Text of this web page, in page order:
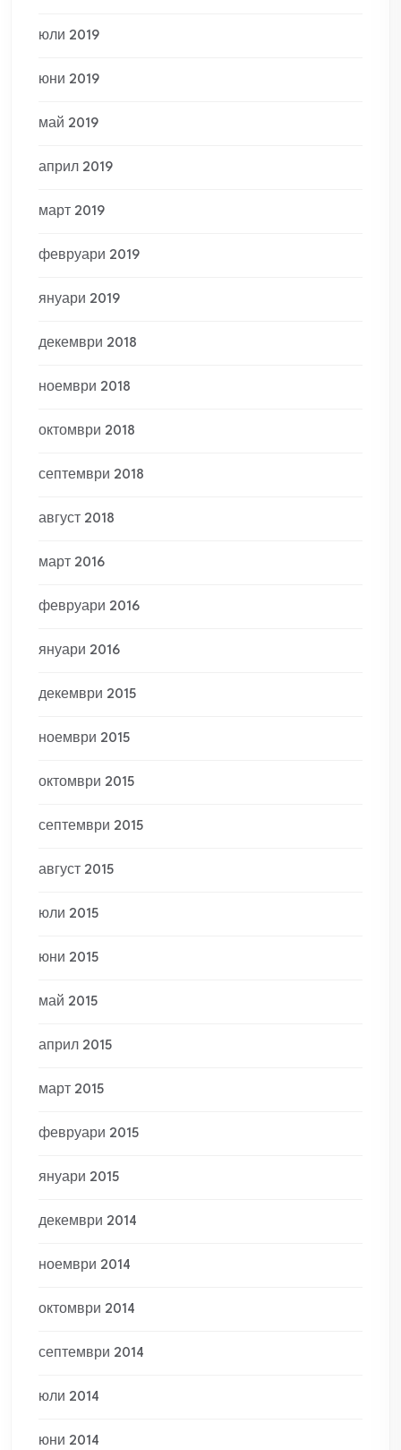
юли 2019
юни 2019
май 2019
април 2019
март 2019
февруари 2019
януари 2019
декември 2018
ноември 2018
октомври 2018
септември 2018
август 2018
март 2016
февруари 2016
януари 2016
декември 2015
ноември 2015
октомври 2015
септември 2015
август 2015
юли 2015
юни 2015
май 2015
април 2015
март 2015
февруари 2015
януари 2015
декември 2014
ноември 2014
октомври 2014
септември 2014
юли 2014
юни 2014